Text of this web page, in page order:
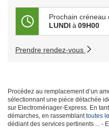
Prochain créneau
LUNDI à 09H00
Prendre rendez-vous
Procédez au remplacement d’un
sélectionnant une pièce détachée
sur Electroménager-Express. En
démarches, en rassemblanttoutes
dédiant des services pertinents ... -